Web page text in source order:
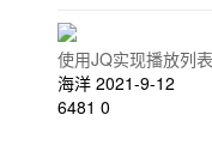
使用JQ实现播放列
海洋 2021-9-12
6481 0